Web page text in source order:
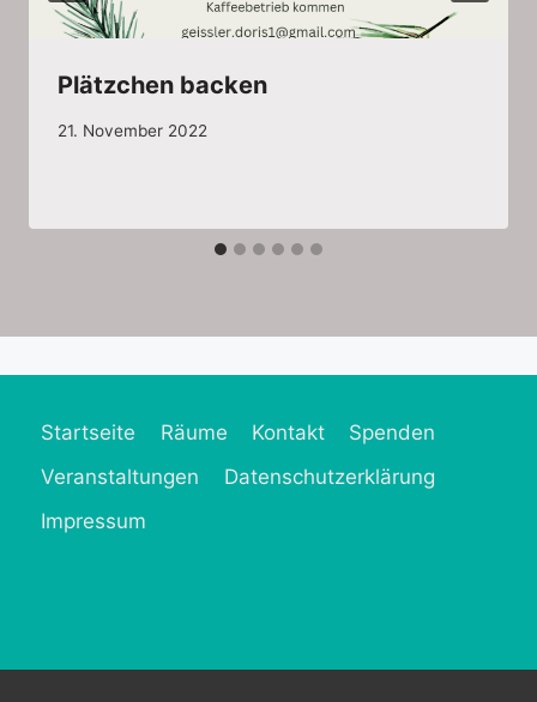
Plätzchen backen
21. November 2022
Startseite Räume Kontakt
Spenden
Veranstaltungen
Datenschutzerklärung
Impressum